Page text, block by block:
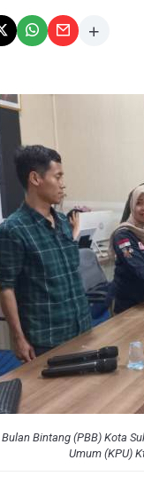
Bulan Bintang (PBB) Kota
Umum (KPU)